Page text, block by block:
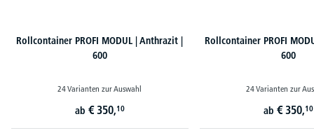
Rollcontainer PROFI MODUL | Anthrazit |
600
24 Varianten zur Auswahl
ab € 350,10
Rollcontainer PROFI
600
24 Varianten zur
ab € 350,10